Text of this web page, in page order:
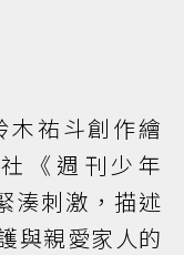
木祐斗創作繪
《週刊少年
湊刺激，描述
與親愛家人的